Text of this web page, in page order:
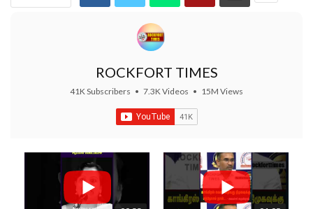
ROCKFORT TIMES
41K Subscribers • 7.3K Videos • 15M Views